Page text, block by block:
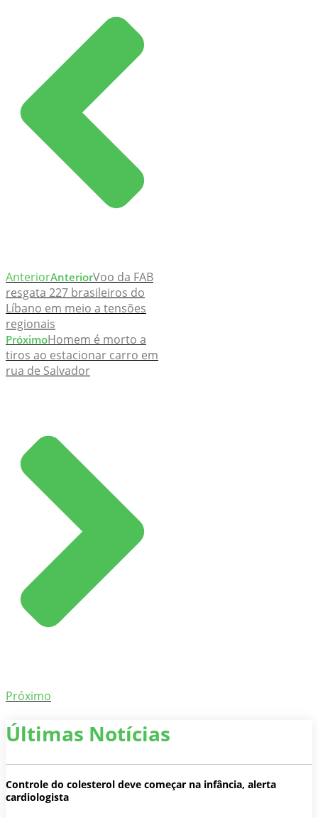
AnteriorAnteriorVoo da FAB
resgata 227 brasileiros do
Líbano em meio a tensões
regionais
PróximoHomem é morto a
tiros ao estacionar carro em
rua de Salvador
Próximo
Últimas Notícias
Controle do colesterol deve começar na infância, alerta
cardiologista